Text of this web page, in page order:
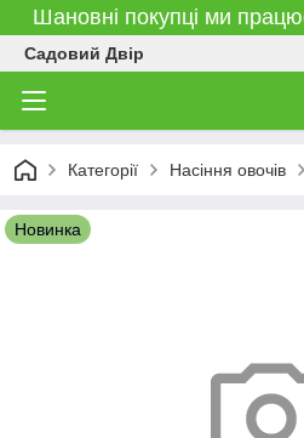
Шановні покупці ми
Садовий Двір
Категорії Насіння овочів
Новинка